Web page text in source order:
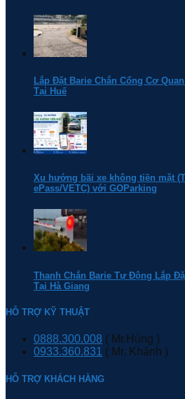
Lắp Đặt Barie Chắn Cổng Cơ
Tại Huế
Xu hướng bãi xe không tiền mặt
ePass/VETC) với GOParking
Thanh Chắn Barie Tự Động Lắp
Tại Hà Giang
HỖ TRỢ KỸ THUẬT
0888.300.008 ( Mr.Hùng )
0933.360.831 ( Mr. Khánh )
HỖ TRỢ KHÁCH HÀNG